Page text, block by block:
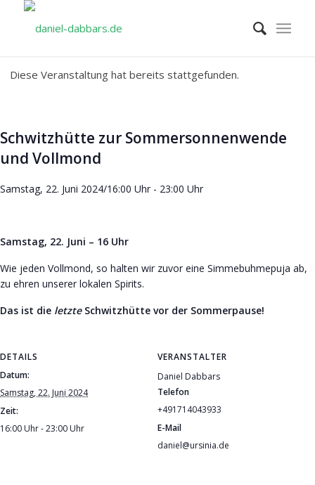
Diese Veranstaltung hat bereits stattgefunden.
Schwitzhütte zur Sommersonnenwende
und Vollmond
Samstag, 22. Juni 2024/16:00 Uhr - 23:00 Uhr
Samstag, 22. Juni – 16 Uhr
Wie jeden Vollmond, so halten wir zuvor eine Simmebuhmepuja ab,
zu ehren unserer lokalen Spirits.
Das ist die letzteSchwitzhütte vor der Sommerpause!
DETAILS
Datum:
Samstag, 22. Juni 2024
Zeit:
16:00 Uhr - 23:00 Uhr
VERANSTALTER
Daniel Dabbars
Telefon
+491714043933
E-Mail
daniel@ursinia.de